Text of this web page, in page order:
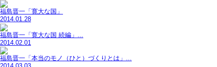
福島晋一「寛大な国」
2014.01.28
福島晋一「寛大な国 続編」...
2014.02.01
福島晋一「本当のモノ（ひと）づくりとは」...